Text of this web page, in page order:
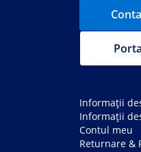
Informații
Informații
Contul meu
Returnare &